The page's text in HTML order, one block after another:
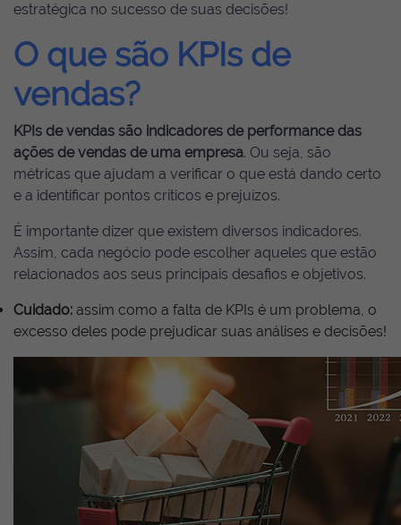
estratégica no sucesso de suas decisões!
O que são KPIs de
vendas?
KPIs de vendas são indicadores de performance das
ações de vendas de uma empresa. Ou seja, são
métricas que ajudam a verificar o que está dando certo
e a identificar pontos críticos e prejuízos.
É importante dizer que existem diversos indicadores.
Assim, cada negócio pode escolher aqueles que estão
relacionados aos seus principais desafios e objetivos.
Cuidado: assim como a falta de KPIs é um problema, o
excesso deles pode prejudicar suas análises e decisões!